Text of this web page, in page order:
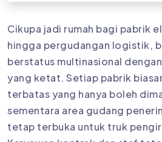
Cikupa jadi rumah bagi pabrik
hingga pergudangan logistik,
berstatus multinasional
yang ketat. Setiap pabrik
terbatas yang hanya boleh
sementara area gudang
tetap terbuka untuk truk